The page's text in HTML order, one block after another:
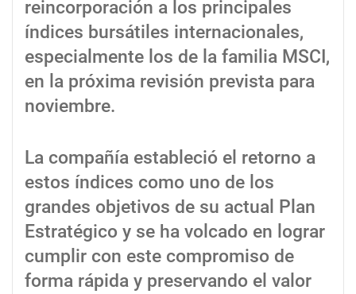
reincorporación a los principales
índices bursátiles internacionales,
especialmente los de la familia MSCI,
en la próxima revisión prevista para
noviembre.
La compañía estableció el retorno a
estos índices como uno de los
grandes objetivos de su actual Plan
Estratégico y se ha volcado en lograr
cumplir con este compromiso de
forma rápida y preservando el valor